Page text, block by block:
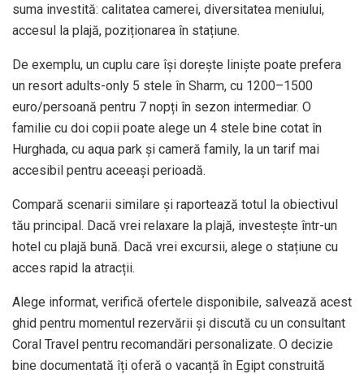
suma investită: calitatea camerei, diversitatea meniului,
accesul la plajă, poziționarea în stațiune.
De exemplu, un cuplu care își dorește liniște poate prefera
un resort adults-only 5 stele în Sharm, cu 1200–1500
euro/persoană pentru 7 nopți în sezon intermediar. O
familie cu doi copii poate alege un 4 stele bine cotat în
Hurghada, cu aqua park și cameră family, la un tarif mai
accesibil pentru aceeași perioadă.
Compară scenarii similare și raportează totul la obiectivul
tău principal. Dacă vrei relaxare la plajă, investește într-un
hotel cu plajă bună. Dacă vrei excursii, alege o stațiune cu
acces rapid la atracții.
Alege informat, verifică ofertele disponibile, salvează acest
ghid pentru momentul rezervării și discută cu un consultant
Coral Travel pentru recomandări personalizate. O decizie
bine documentată îți oferă o vacanță în Egipt construită